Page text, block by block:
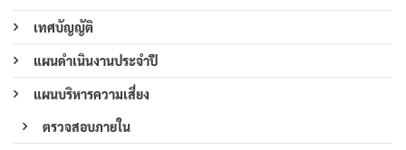
เทศบัญญัติ
แผนดำเนินงานประจำปี
แผนบริหารความเสี่ยง
ตรวจสอบภายใน